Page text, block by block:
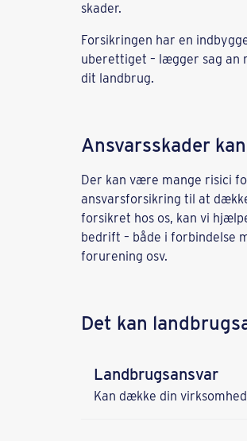
skader.
Forsikringen har en
uberettiget – lægger sag an
dit landbrug.
Ansvarsskader
Der kan være mange risici
ansvarsforsikring til at
forsikret hos os, kan vi
bedrift – både i forbindelse
forurening osv.
Det kan
Landbrugsansvar
Kan dække din